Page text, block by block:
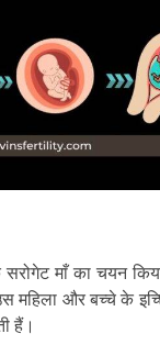
माँ का चयन
महिला और बच्चे के
हैं।